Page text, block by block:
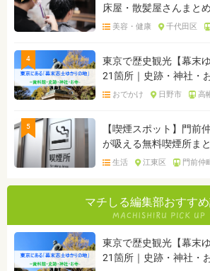
床屋・散髪屋さんまとめ
美容・健康 千代田区
4
東京で歴史観光【幕末
21箇所｜史跡・神社・
おでかけ 日野市 高
5
【喫煙スポット】門前
が吸える無料喫煙所ま
生活 江東区 門前仲
マチしる編集部おすす
東京で歴史観光【幕末
21箇所｜史跡・神社・